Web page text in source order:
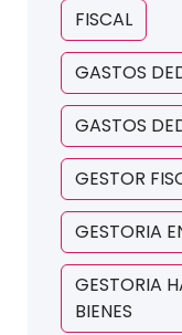
FISCAL
GASTOS
GASTOS
GESTOR
GESTORIA
GESTORIA
BIENES